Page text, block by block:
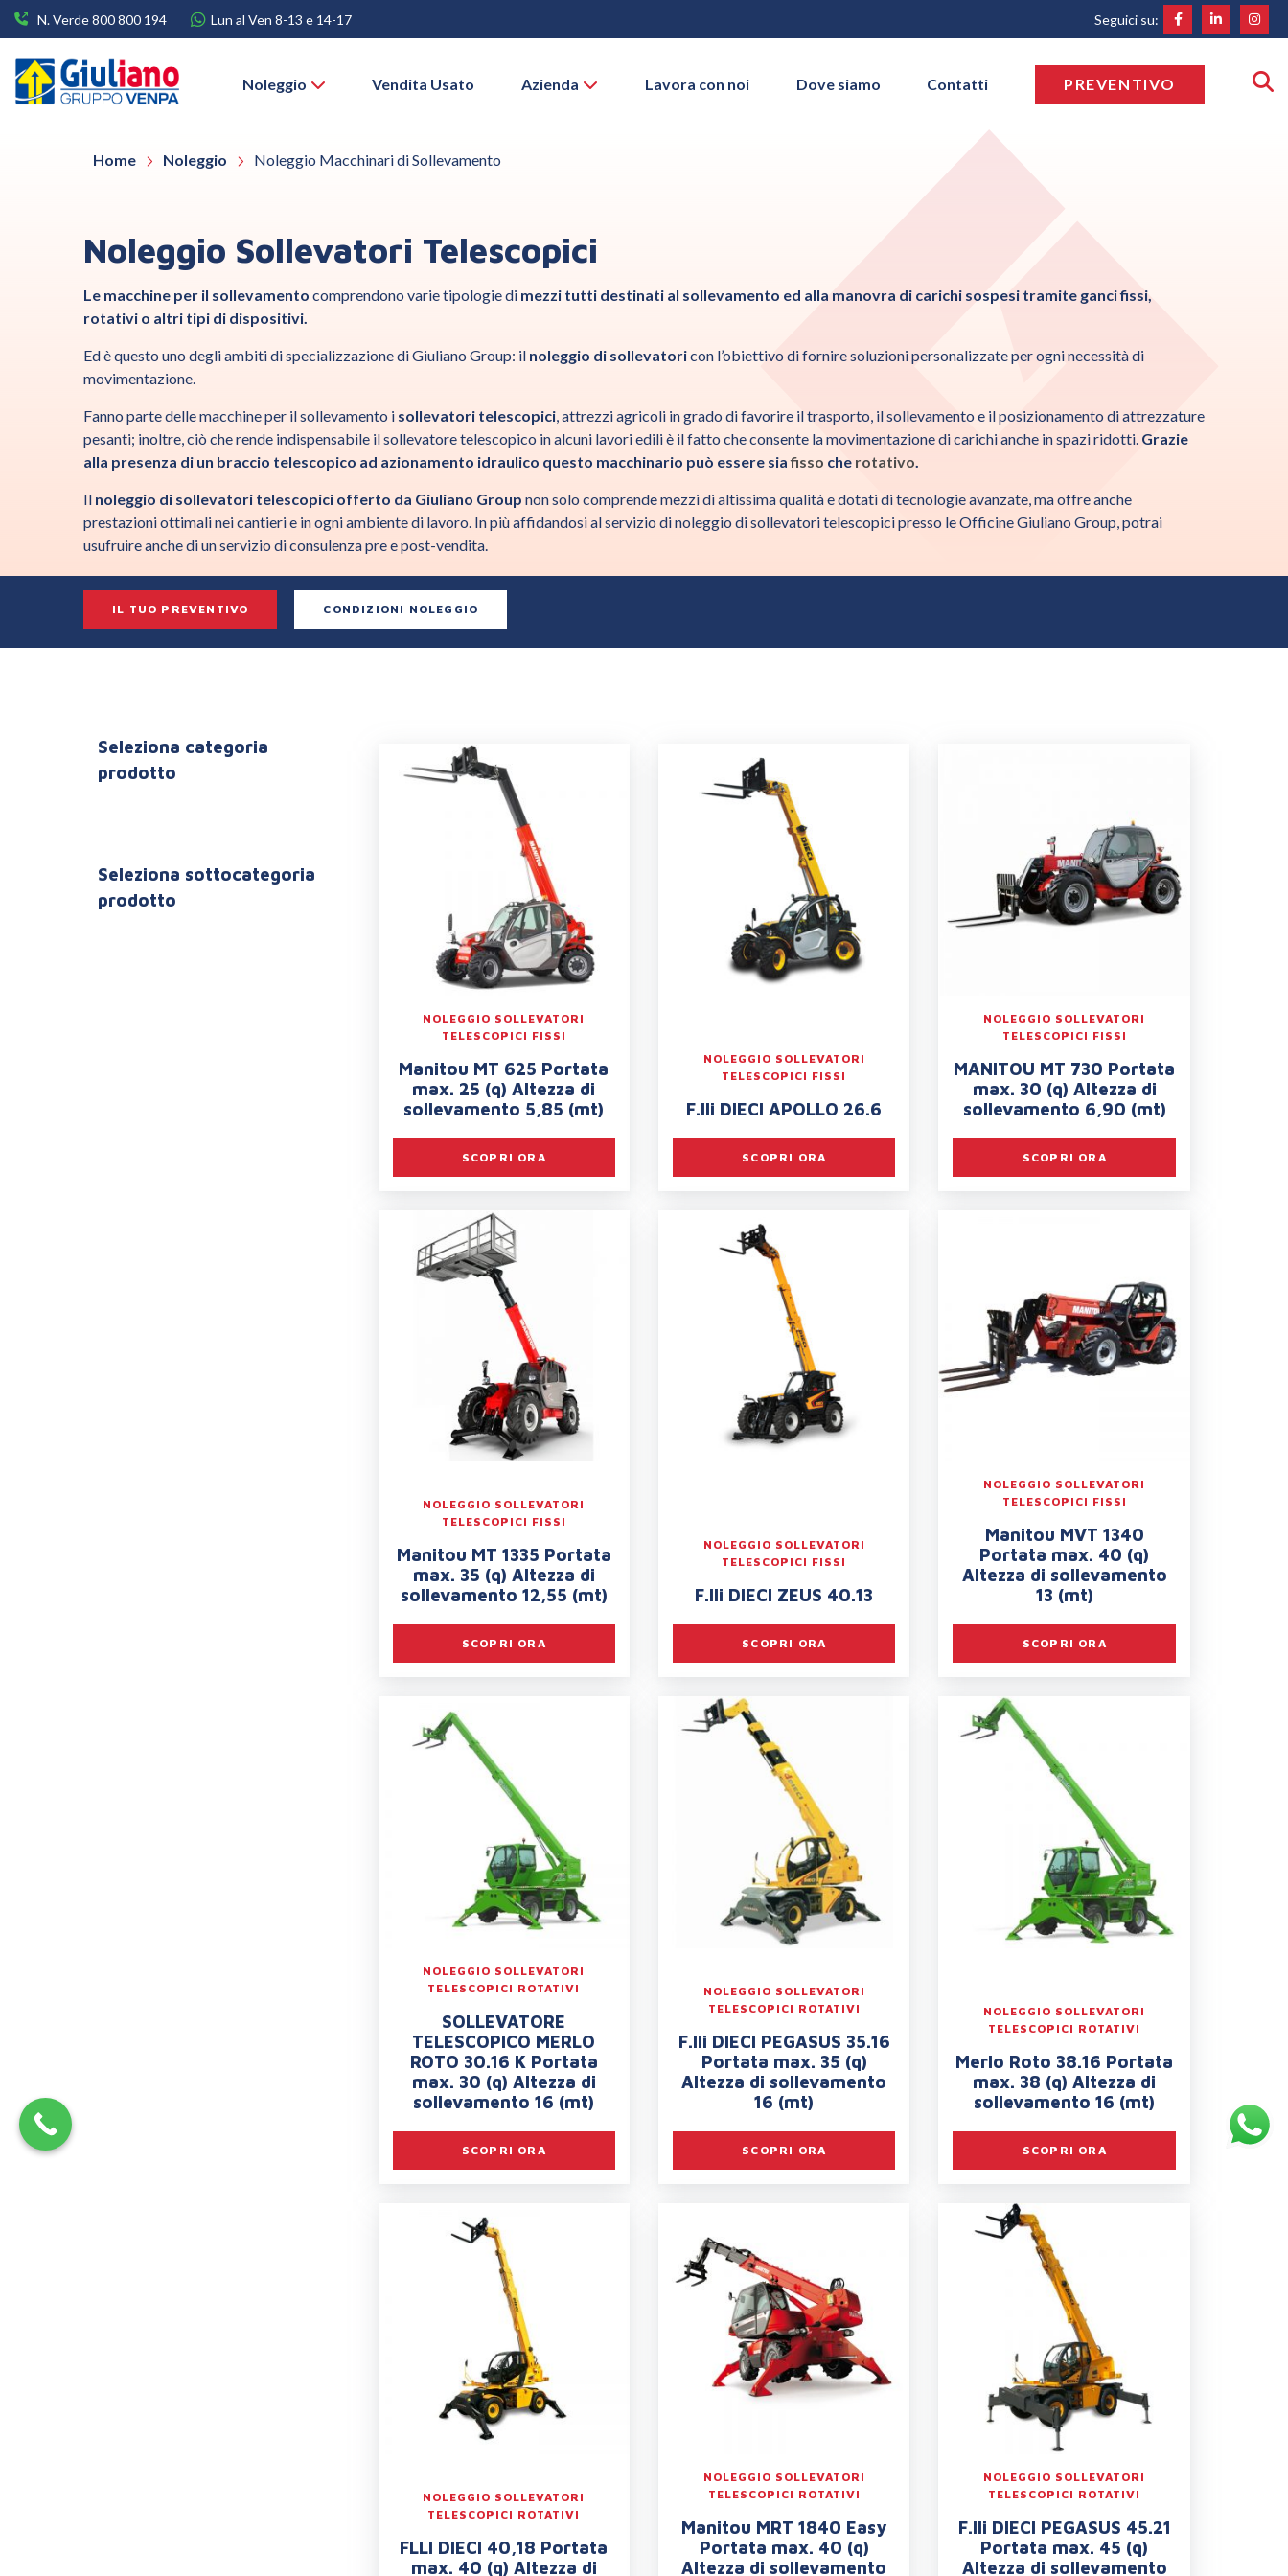
N. Verde 800 800 194 Lun al Ven 8-13 e 14-17 Seguici su:
Noleggio Vendita Usato Azienda Lavora con noi Dove siamo Contatti PREVENTIVO
Home Noleggio Noleggio Macchinari di Sollevamento
Noleggio Sollevatori Telescopici
Le macchine per il sollevamento comprendono varie tipologie di mezzi tutti destinati al sollevamento ed alla manovra di carichi sospesi tramite ganci fissi,
rotativi o altri tipi di dispositivi.
Ed è questo uno degli ambiti di specializzazione di Giuliano Group: il noleggio di sollevatoricon l’obiettivo di fornire soluzioni personalizzate per ogni necessità di
movimentazione.
Fanno parte delle macchine per il sollevamento i sollevatori telescopici, attrezzi agricoli in grado di favorire il trasporto, il sollevamento e il posizionamento di attrezzature
pesanti; inoltre, ciò che rende indispensabile il sollevatore telescopico in alcuni lavori edili è il fatto che consente la movimentazione di carichi anche in spazi ridotti. Grazie
alla presenza di un braccio telescopico ad azionamento idraulico questo macchinario può essere siafisso che rotativo.
Il noleggio di sollevatori telescopici offerto da Giuliano Group non solo comprende mezzi di altissima qualità e dotati di tecnologie avanzate, ma offre anche
prestazioni ottimali nei cantieri e in ogni ambiente di lavoro. In più affidandosi al servizio di noleggio di sollevatori telescopici presso le Officine Giuliano Group, potrai
usufruire anche di un servizio di consulenza pre e post-vendita.
IL TUO PREVENTIVO CONDIZIONI NOLEGGIO
Seleziona categoria
prodotto
Seleziona sottocategoria
prodotto
NOLEGGIO SOLLEVATORI
TELESCOPICI FISSI
Manitou MT 625 Portata
max. 25 (q) Altezza di
sollevamento 5,85 (mt)
SCOPRI ORA
NOLEGGIO SOLLEVATORI
TELESCOPICI FISSI
F.lli DIECI APOLLO 26.6
SCOPRI ORA
NOLEGGIO SOLLEVATORI
TELESCOPICI FISSI
MANITOU MT 730 Portata
max. 30 (q) Altezza di
sollevamento 6,90 (mt)
SCOPRI ORA
NOLEGGIO SOLLEVATORI
TELESCOPICI FISSI
Manitou MT 1335 Portata
max. 35 (q) Altezza di
sollevamento 12,55 (mt)
SCOPRI ORA
NOLEGGIO SOLLEVATORI
TELESCOPICI FISSI
F.lli DIECI ZEUS 40.13
SCOPRI ORA
NOLEGGIO SOLLEVATORI
TELESCOPICI FISSI
Manitou MVT 1340
Portata max. 40 (q)
Altezza di sollevamento
13 (mt)
SCOPRI ORA
NOLEGGIO SOLLEVATORI
TELESCOPICI ROTATIVI
SOLLEVATORE
TELESCOPICO MERLO
ROTO 30.16 K Portata
max. 30 (q) Altezza di
sollevamento 16 (mt)
SCOPRI ORA
NOLEGGIO SOLLEVATORI
TELESCOPICI ROTATIVI
F.lli DIECI PEGASUS 35.16
Portata max. 35 (q)
Altezza di sollevamento
16 (mt)
SCOPRI ORA
NOLEGGIO SOLLEVATORI
TELESCOPICI ROTATIVI
Merlo Roto 38.16 Portata
max. 38 (q) Altezza di
sollevamento 16 (mt)
SCOPRI ORA
NOLEGGIO SOLLEVATORI
TELESCOPICI ROTATIVI
FLLI DIECI 40,18 Portata
max. 40 (q) Altezza di
NOLEGGIO SOLLEVATORI
TELESCOPICI ROTATIVI
Manitou MRT 1840 Easy
Portata max. 40 (q)
Altezza di sollevamento
NOLEGGIO SOLLEVATORI
TELESCOPICI ROTATIVI
F.lli DIECI PEGASUS 45.21
Portata max. 45 (q)
Altezza di sollevamento